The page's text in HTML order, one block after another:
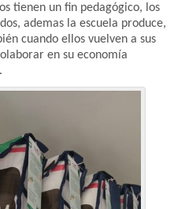
tienen un fin pedagógico, los
ademas la escuela produce,
cuando ellos vuelven a sus
en su economía